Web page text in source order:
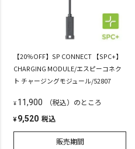
【20％OFF】SP CONNECT 【SPC+】
CHARGING MODULE/エスピーコネク
ト チャージングモジュール/52807
¥ 11,900 （税込）のところ
¥ 9,520 税込
販売期間